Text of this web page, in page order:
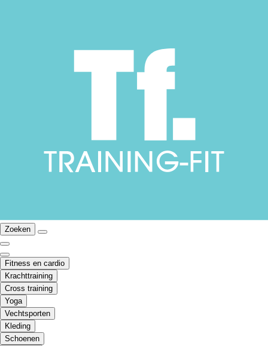
Zoeken
Fitness en cardio
Krachttraining
Cross training
Yoga
Vechtsporten
Kleding
Schoenen